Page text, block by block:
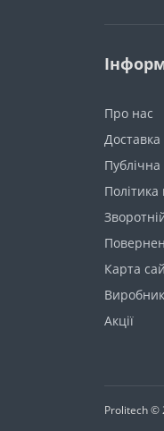
Про нас
Доставка
Політика
Карта
Акції
Prolitech ©